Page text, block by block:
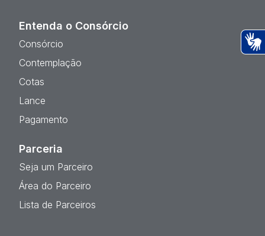
Entenda o Consórcio
Consórcio
Contemplação
Cotas
Lance
Pagamento
Parceria
Seja um Parceiro
Área do Parceiro
Lista de Parceiros